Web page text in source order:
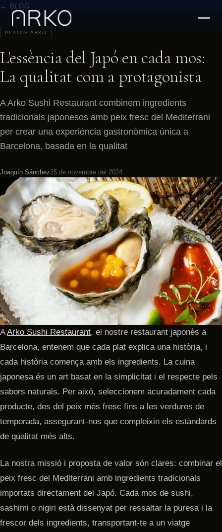
← BLOG
PLATOS ARKO
L'essència del Japó en cada mos:
La qualitat com a protagonista
A Arko Sushi Restaurant combinem ingredients
tradicionals japonesos amb peix fresc del Mediterrani
per crear una experiència gastronòmica única a
Barcelona, basada en la qualitat
Joaquín Sánchez25 de novembre del 2024
AArko Sushi Restaurant, el nostre restaurant japonès a
Barcelona, entenem que cada plat explica una història, i
cada història comença amb els ingredients. La cuina
japonesa és un art basat en la simplicitat i el respecte pels
sabors naturals. Per això, seleccionem acuradament cada
producte, des del peix més fresc fins a les verdures de
temporada, assegurant-nos que compleixin els estàndards
de qualitat més alts.
La nostra missió i proposta de valor són clares: combinar el
peix fresc del Mediterrani amb ingredients tradicionals
importats directament del Japó. Cada mos de sushi,
sashimi o nigiri està dissenyat per ressaltar la puresa i la
frescor dels ingredients, transportant-te a un viatge